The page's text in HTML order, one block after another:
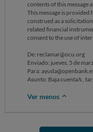
contents of this message
This message is
construed as a
related financial
consent to the use of
De: reclamar@ocu.org
Enviado: jueves, 5 de
Para:
Asunto: Baja cuenta/s ,
Ver menos